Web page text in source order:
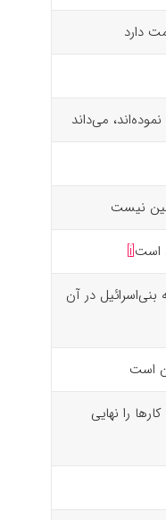
دارد
می‌داند
نیست
است[i]
بنی‌اسرائیل در آن
است
را نهایی